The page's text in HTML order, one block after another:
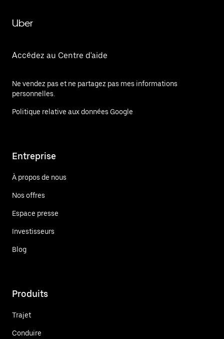
Uber
Accédez au Centre d'aide
Ne vendez pas et ne partagez pas mes informations
personnelles.
Politique relative aux données Google
Entreprise
À propos de nous
Nos offres
Espace presse
Investisseurs
Blog
Produits
Trajet
Conduire